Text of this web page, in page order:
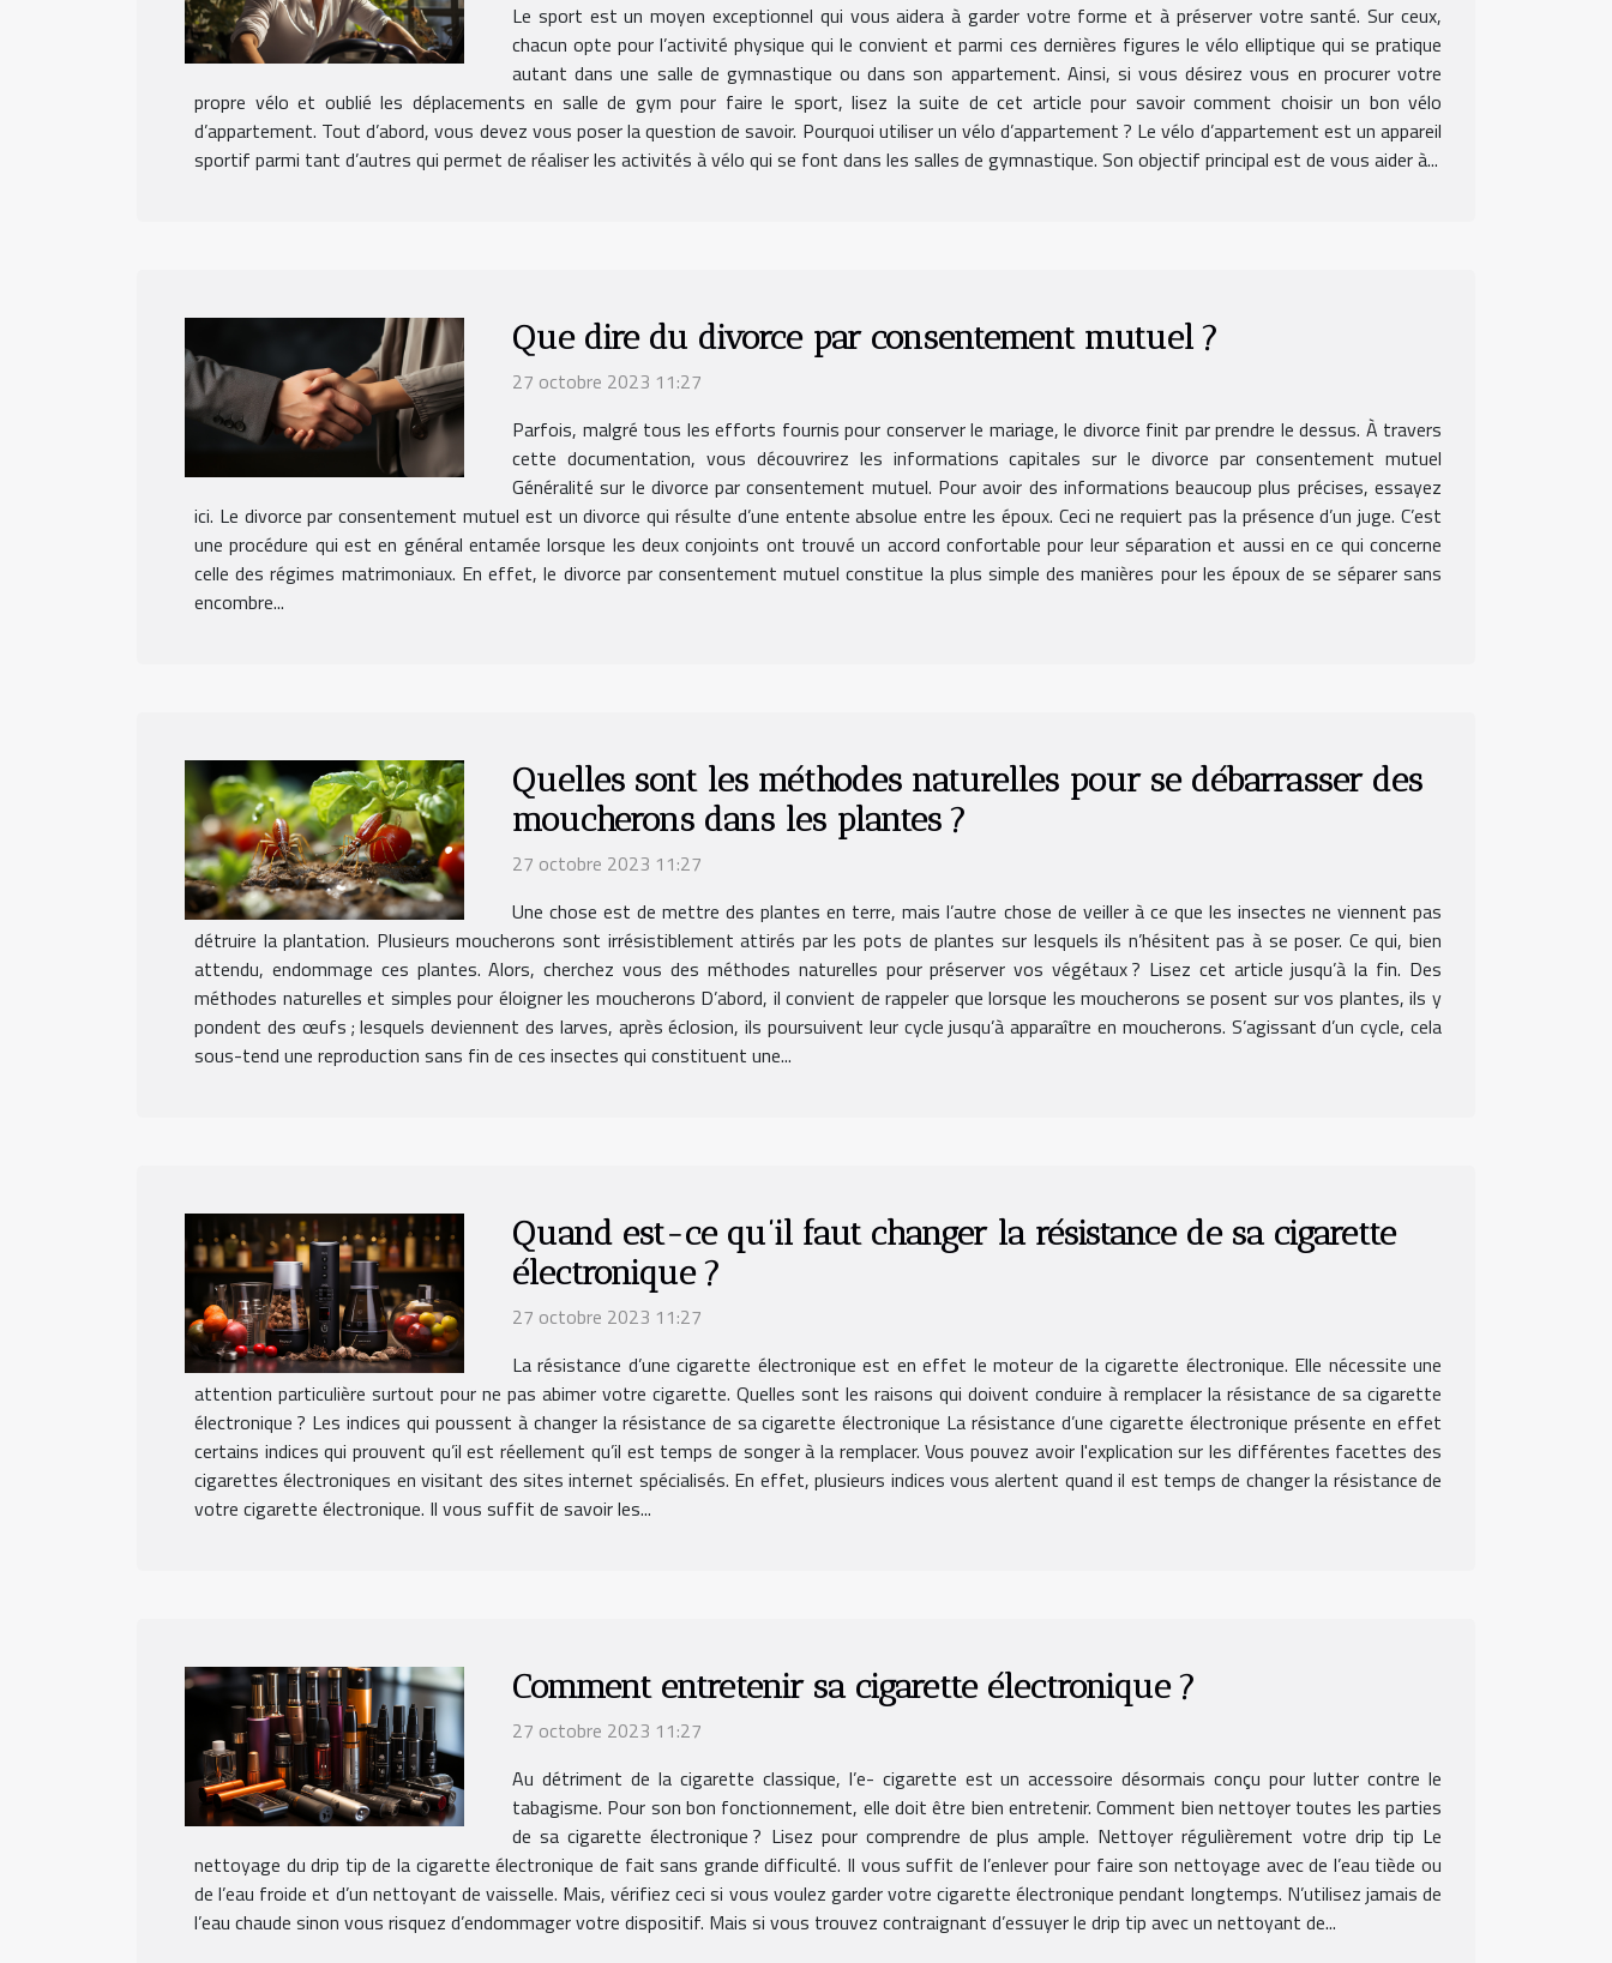
Le sport est un moyen exceptionnel qui vous aidera à garder votre forme et à préserver votre santé. Sur ceux,
chacun opte pour l’activité physique qui le convient et parmi ces dernières figures le vélo elliptique qui se pratique
autant dans une salle de gymnastique ou dans son appartement. Ainsi, si vous désirez vous en procurer votre
propre vélo et oublié les déplacements en salle de gym pour faire le sport, lisez la suite de cet article pour savoir comment choisir un bon vélo
d’appartement. Tout d’abord, vous devez vous poser la question de savoir. Pourquoi utiliser un vélo d’appartement ? Le vélo d’appartement est un appareil
sportif parmi tant d’autres qui permet de réaliser les activités à vélo qui se font dans les salles de gymnastique. Son objectif principal est de vous aider à...
Que dire du divorce par consentement mutuel ?
27 octobre 2023 11:27
Parfois, malgré tous les efforts fournis pour conserver le mariage, le divorce finit par prendre le dessus. À travers
cette documentation, vous découvrirez les informations capitales sur le divorce par consentement mutuel
Généralité sur le divorce par consentement mutuel. Pour avoir des informations beaucoup plus précises, essayez
ici. Le divorce par consentement mutuel est un divorce qui résulte d’une entente absolue entre les époux. Ceci ne requiert pas la présence d’un juge. C’est
une procédure qui est en général entamée lorsque les deux conjoints ont trouvé un accord confortable pour leur séparation et aussi en ce qui concerne
celle des régimes matrimoniaux. En effet, le divorce par consentement mutuel constitue la plus simple des manières pour les époux de se séparer sans
encombre...
Quelles sont les méthodes naturelles pour se débarrasser des
moucherons dans les plantes ?
27 octobre 2023 11:27
Une chose est de mettre des plantes en terre, mais l’autre chose de veiller à ce que les insectes ne viennent pas
détruire la plantation. Plusieurs moucherons sont irrésistiblement attirés par les pots de plantes sur lesquels ils n’hésitent pas à se poser. Ce qui, bien
attendu, endommage ces plantes. Alors, cherchez vous des méthodes naturelles pour préserver vos végétaux ? Lisez cet article jusqu’à la fin. Des
méthodes naturelles et simples pour éloigner les moucherons D’abord, il convient de rappeler que lorsque les moucherons se posent sur vos plantes, ils y
pondent des œufs ; lesquels deviennent des larves, après éclosion, ils poursuivent leur cycle jusqu’à apparaître en moucherons. S’agissant d’un cycle, cela
sous-tend une reproduction sans fin de ces insectes qui constituent une...
Quand est-ce qu’il faut changer la résistance de sa cigarette
électronique ?
27 octobre 2023 11:27
La résistance d’une cigarette électronique est en effet le moteur de la cigarette électronique. Elle nécessite une
attention particulière surtout pour ne pas abimer votre cigarette. Quelles sont les raisons qui doivent conduire à remplacer la résistance de sa cigarette
électronique ? Les indices qui poussent à changer la résistance de sa cigarette électronique La résistance d’une cigarette électronique présente en effet
certains indices qui prouvent qu’il est réellement qu’il est temps de songer à la remplacer. Vous pouvez avoir l'explication sur les différentes facettes des
cigarettes électroniques en visitant des sites internet spécialisés. En effet, plusieurs indices vous alertent quand il est temps de changer la résistance de
votre cigarette électronique. Il vous suffit de savoir les...
Comment entretenir sa cigarette électronique ?
27 octobre 2023 11:27
Au détriment de la cigarette classique, l’e- cigarette est un accessoire désormais conçu pour lutter contre le
tabagisme. Pour son bon fonctionnement, elle doit être bien entretenir. Comment bien nettoyer toutes les parties
de sa cigarette électronique ? Lisez pour comprendre de plus ample. Nettoyer régulièrement votre drip tip Le
nettoyage du drip tip de la cigarette électronique de fait sans grande difficulté. Il vous suffit de l’enlever pour faire son nettoyage avec de l’eau tiède ou
de l’eau froide et d’un nettoyant de vaisselle. Mais, vérifiez ceci si vous voulez garder votre cigarette électronique pendant longtemps. N’utilisez jamais de
l’eau chaude sinon vous risquez d’endommager votre dispositif. Mais si vous trouvez contraignant d’essuyer le drip tip avec un nettoyant de...